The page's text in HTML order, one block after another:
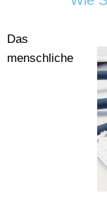
Das
menschliche